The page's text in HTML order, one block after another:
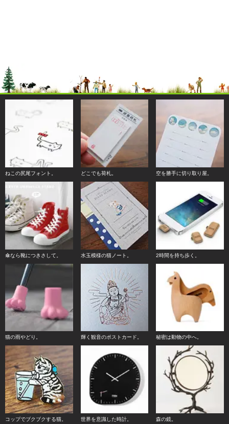
ねこの尻尾フォント。 どこでも荷札。 空を勝手に切り取り屋。
傘なら靴につきさして。 水玉模様の猫ノート。 2時間を持ち歩く。
猫の雨やどり。 輝く観音のポストカード。 秘密は動物の中へ。
コップでブクブクする猫。 世界を意識した時計。 森の鏡。